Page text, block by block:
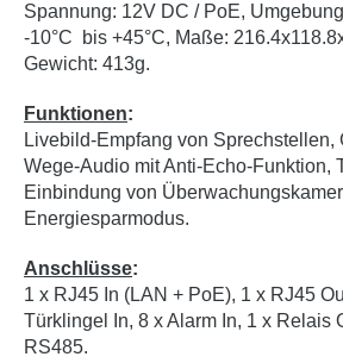
Spannung: 12V DC / PoE,
-10°C bis +45°C, Maße:
Gewicht: 413g.
Funktionen:
Livebild-Empfang von Sprechstellen,
Wege-Audio mit Anti-Echo-Funktion,
Einbindung von
Energiesparmodus.
Anschlüsse:
1 x RJ45 In (LAN + PoE), 1 x RJ45
Türklingel In, 8 x Alarm In, 1 x Relais
RS485.